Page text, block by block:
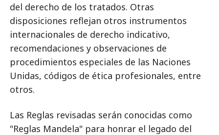
del derecho de los tratados. Otras
disposiciones reflejan otros instrumentos
internacionales de derecho indicativo,
recomendaciones y observaciones de
procedimientos especiales de las Naciones
Unidas, códigos de ética profesionales, entre
otros.
Las Reglas revisadas serán conocidas como
"Reglas Mandela" para honrar el legado del